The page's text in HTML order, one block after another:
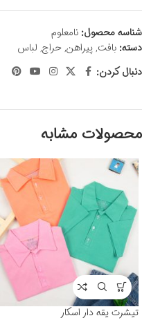
شناسه محصول: نامعلوم
دسته: بافت,پیراهن,حراج, لباس
دنبال کردن:
محصولات مشابه
تیشرت یقه دار اسکار